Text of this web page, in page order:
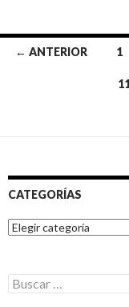
entradas
← ANTERIOR 1
CATEGORÍAS
Categorías
Buscar: